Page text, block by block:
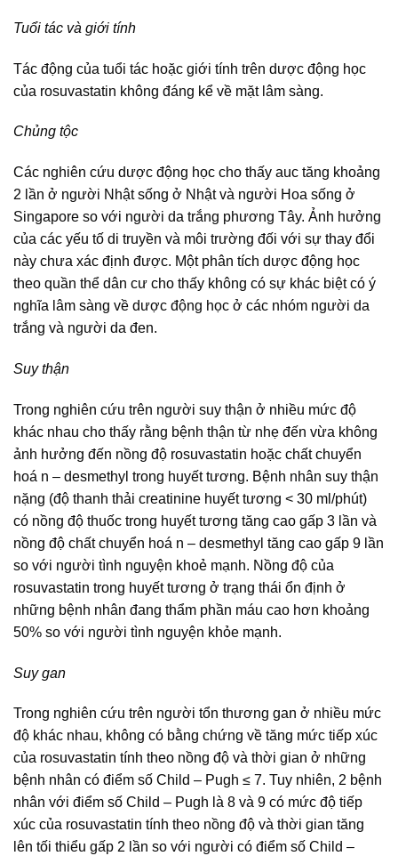
Tuổi tác và giới tính
Tác động của tuổi tác hoặc giới tính trên dược động học
của rosuvastatin không đáng kể về mặt lâm sàng.
Chủng tộc
Các nghiên cứu dược động học cho thấy auc tăng khoảng
2 lần ở người Nhật sống ở Nhật và người Hoa sống ở
Singapore so với người da trắng phương Tây. Ảnh hưởng
của các yếu tố di truyền và môi trường đối với sự thay đổi
này chưa xác định được. Một phân tích dược động học
theo quần thể dân cư cho thấy không có sự khác biệt có ý
nghĩa lâm sàng về dược động học ở các nhóm người da
trắng và người da đen.
Suy thận
Trong nghiên cứu trên người suy thận ở nhiều mức độ
khác nhau cho thấy rằng bệnh thận từ nhẹ đến vừa không
ảnh hưởng đến nồng độ rosuvastatin hoặc chất chuyển
hoá n – desmethyl trong huyết tương. Bệnh nhân suy thận
nặng (độ thanh thải creatinine huyết tương < 30 ml/phút)
có nồng độ thuốc trong huyết tương tăng cao gấp 3 lần và
nồng độ chất chuyển hoá n – desmethyl tăng cao gấp 9 lần
so với người tình nguyện khoẻ mạnh. Nồng độ của
rosuvastatin trong huyết tương ở trạng thái ổn định ở
những bệnh nhân đang thẩm phần máu cao hơn khoảng
50% so với người tình nguyện khỏe mạnh.
Suy gan
Trong nghiên cứu trên người tổn thương gan ở nhiều mức
độ khác nhau, không có bằng chứng về tăng mức tiếp xúc
của rosuvastatin tính theo nồng độ và thời gian ở những
bệnh nhân có điểm số Child – Pugh ≤ 7. Tuy nhiên, 2 bệnh
nhân với điểm số Child – Pugh là 8 và 9 có mức độ tiếp
xúc của rosuvastatin tính theo nồng độ và thời gian tăng
lên tối thiểu gấp 2 lần so với người có điểm số Child –